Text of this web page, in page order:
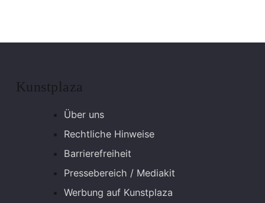
Kunstplaza
Über uns
Rechtliche Hinweise
Barrierefreiheit
Pressebereich / Mediakit
Werbung auf Kunstplaza